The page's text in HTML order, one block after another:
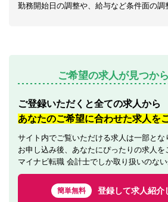
勤務開始日の調整や、給与など条件面の調
ご希望の求人が見つか
ご登録いただくと全ての求人から
あなたのご希望に合わせた求人を
サイト内でご覧いただける求人は一部とな
お申し込み後、あなたにぴったりの求人を
マイナビ転職 会計士でしか取り扱いのない
簡単無料 登録して求人紹介